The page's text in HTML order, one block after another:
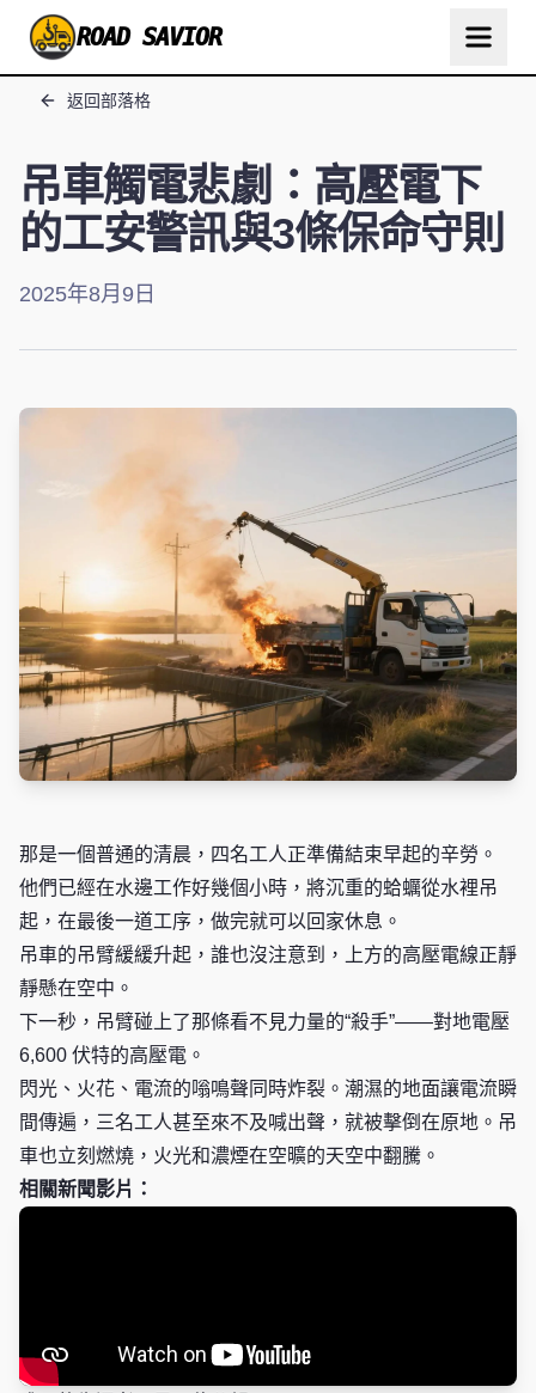
ROAD SAVIOR
返回部落格
吊車觸電悲劇：高壓電下
的工安警訊與3條保命守則
2025年8月9日
那是一個普通的清晨，四名工人正準備結束早起的辛勞。
他們已經在水邊工作好幾個小時，將沉重的蛤蠣從水裡吊
起，在最後一道工序，做完就可以回家休息。
吊車的吊臂緩緩升起，誰也沒注意到，上方的高壓電線正靜
靜懸在空中。
下一秒，吊臂碰上了那條看不見力量的“殺手”——對地電壓
6,600 伏特的高壓電。
閃光、火花、電流的嗡鳴聲同時炸裂。潮濕的地面讓電流瞬
間傳遍，三名工人甚至來不及喊出聲，就被擊倒在原地。吊
車也立刻燃燒，火光和濃煙在空曠的天空中翻騰。
相關新聞影片：